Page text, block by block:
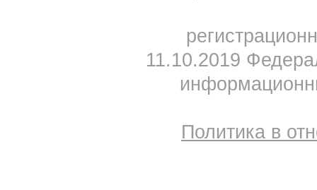
11.10.2019
Политика в